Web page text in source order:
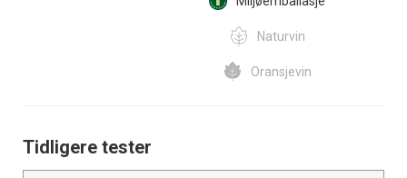
Naturvin
Oransjevin
Tidligere tester